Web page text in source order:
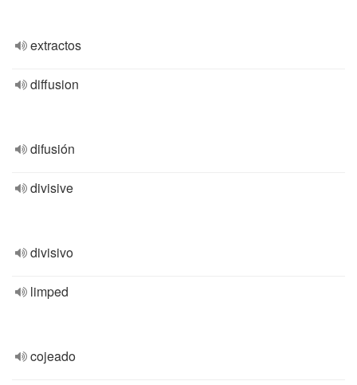
extractos
diffusion
difusión
divisive
divisivo
limped
cojeado